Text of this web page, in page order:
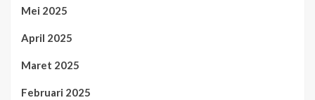
Mei 2025
April 2025
Maret 2025
Februari 2025